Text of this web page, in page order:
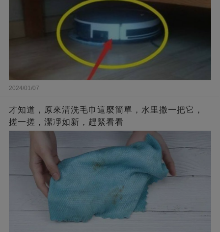
2024/01/07
才知道，原來清洗毛巾這麼簡單，水里撒一把它，
搓一搓，潔凈如新，趕緊看看